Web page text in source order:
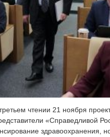
чтении 21 ноября
«Справедливой
здравоохранения,